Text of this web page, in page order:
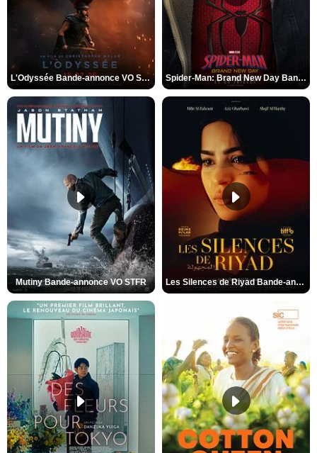
L'Odyssée Bande-annonce VO STFR Spider-Man: Brand New Day Bande-annonce VO STFR
Mutiny Bande-annonce VO STFR Les Silences de Riyad Bande-annonce VO STFR